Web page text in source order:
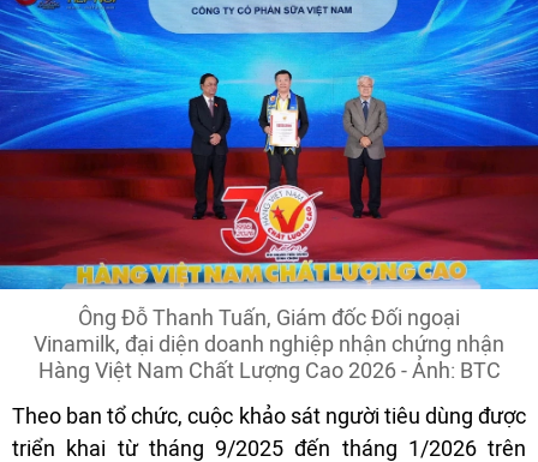
Ông Đỗ Thanh Tuấn, Giám đốc Đối ngoại
Vinamilk, đại diện doanh nghiệp nhận chứng nhận
Hàng Việt Nam Chất Lượng Cao 2026 - Ảnh: BTC
Theo ban tổ chức, cuộc khảo sát người tiêu dùng được
triển khai từ tháng 9/2025 đến tháng 1/2026 trên